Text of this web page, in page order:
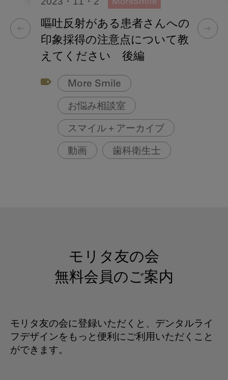
MoreSmile
嘔吐反射がある患者さんへの
印象採得の注意点について教
えてください 後編
More Smile
お悩み相談室
スマイル＋アーカイブ
動画 歯科衛生士
モリタ友の会
無料会員のご案内
モリタ友の会に登録いただくと、デンタルライ
フデザインをもっと便利にご利用いただくこと
ができます。